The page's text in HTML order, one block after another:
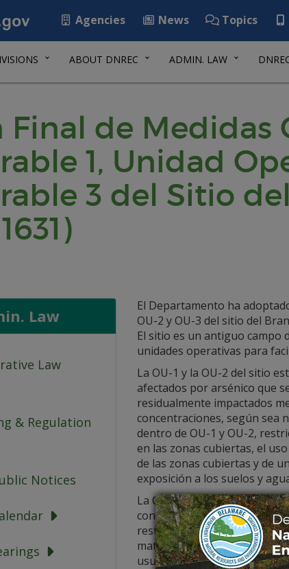
Agencies News Topics
ABOUT DNREC ADMIN. LAW
Final de Medidas
1, Unidad
3 del Sitio
Law
Law
& Regulation
Notices
El Departamento ha
OU-2 y OU-3 del sitio del
El sitio es un antiguo campo
unidades operativas para
La OU-1 y la OU-2 del sitio
afectados por arsénico que
residualmente impactados
concentraciones, según sea
dentro de OU-1 y OU-2,
en las zonas cubiertas, el
de las zonas cubiertas y de
exposición a los suelos y
La OU-3 del Sitio estará
con suelos impactados
restricción en el uso de
materiales contaminados
usuarios del sitio.